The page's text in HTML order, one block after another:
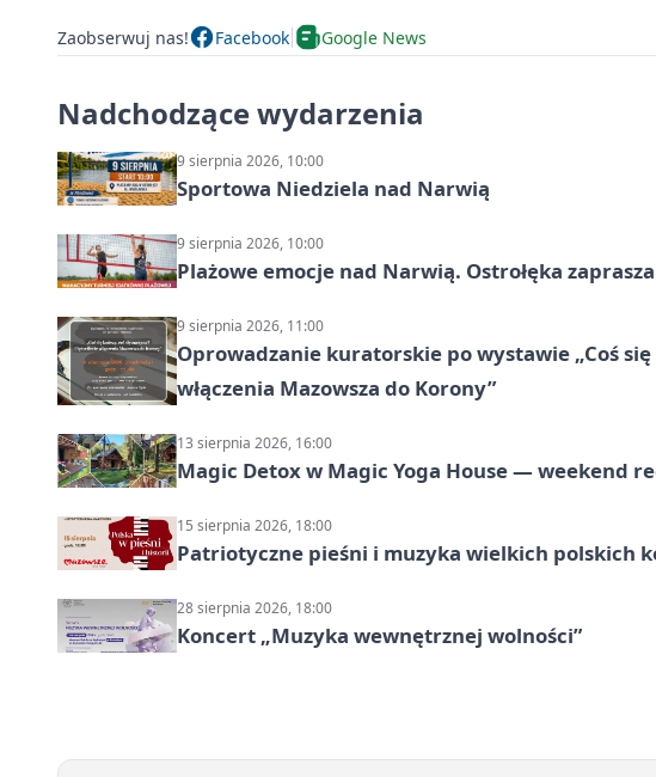
Zaobserwuj nas! Facebook Google News
Nadchodzące wydarzenia
9 sierpnia 2026, 10:00
Sportowa Niedziela nad Narwią
9 sierpnia 2026, 10:00
Plażowe emocje nad Narwią. Ostrołęka
9 sierpnia 2026, 11:00
Oprowadzanie kuratorskie po wystawie „Coś
włączenia Mazowsza do Korony”
13 sierpnia 2026, 16:00
Magic Detox w Magic Yoga House — weekend
15 sierpnia 2026, 18:00
Patriotyczne pieśni i muzyka wielkich polskich
28 sierpnia 2026, 18:00
Koncert „Muzyka wewnętrznej wolności”